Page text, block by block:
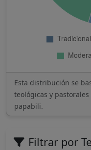
Esta distribución se
teológicas y
papabili.
Filtrar por